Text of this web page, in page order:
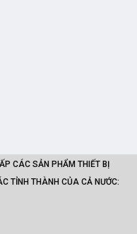
CÁC SẢN PHẨM THIẾT BỊ
TỈNH THÀNH CỦA CẢ NƯỚC: